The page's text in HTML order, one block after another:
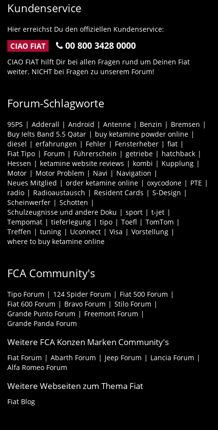
Kundenservice
Hier erreichst Du den offiziellen Kundenservice:
CIAO FIAT 00 800 3428 0000
CIAO FIAT hilft Dir bei allen Fragen rund um Deinen Fiat
weiter. NICHT bei Fragen zu unserem Forum!
Forum-Schlagworte
95PS Adderall Android Antenne Benzin
Bremsen
Buy Ielts Band 5.5 Qatar
buy ketamine powder online
diesel
erfahrungen Fehler Fensterheber
fiat
Fiat Tipo
Forum Führerschein getriebe
hatchback
Hessen
ketamine website reviews kombi
Kupplung
Motor
Motor Problem Navi
Navigation
Neues Mitglied
order ketamine online oxycodone
PTE
radio
Radioaustausch Resident Cards
S-Design
Scheinwerfer
Schotten
Schulzeugnisse und andere Doku
sport
t-jet
Tempomat
tieferlegung tipo Toefl
TomTom
Treffen
tuning Uconnect Visa
Vorstellung
where to buy ketamine online
FCA Community's
Tipo Forum 124 Spider Forum
Fiat 500 Forum
Fiat 600 Forum
Bravo Forum
Stilo Forum
Grande Punto Forum
Freemont Forum
Grande Panda Forum
Weitere FCA Konzen Marken Community's
Fiat Forum Abarth Forum Jeep Forum
Lancia Forum
Alfa Romeo Forum
Weitere Webseiten zum Thema Fiat
Fiat Blog